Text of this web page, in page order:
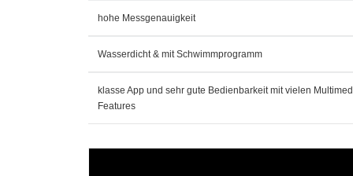
hohe Messgenauigkeit
Wasserdicht & mit Schwimmprogramm
klasse App und sehr gute Bedienbarkeit mit vielen
Features